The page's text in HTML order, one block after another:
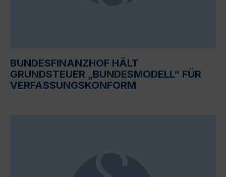
BUNDESFINANZHOF HÄLT
GRUNDSTEUER „BUNDESMODELL“ FÜR
VERFASSUNGSKONFORM